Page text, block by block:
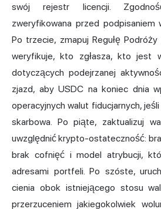
swój rejestr licencji.
zweryfikowana przed podpisaniem
Po trzecie, zmapuj Regułę
weryfikuje, kto zgłasza, kto jest
dotyczących podejrzanej
zjazd, aby USDC na koniec dnia
operacyjnych walut fiducjarnych,
skarbowa. Po piąte, zaktualizuj
uwzględnić krypto-ostateczność:
brak cofnięć i model atrybucji,
adresami portfeli. Po szóste,
cienia obok istniejącego stosu
przerzuceniem jakiegokolwiek